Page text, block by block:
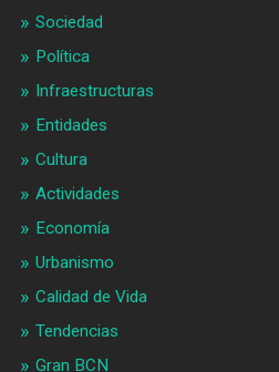
Sociedad
Política
Infraestructuras
Entidades
Cultura
Actividades
Economía
Urbanismo
Calidad de Vida
Tendencias
Gran BCN